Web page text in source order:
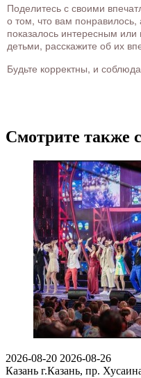
Поделитесь с своими
о том, что вам понравилось,
показалось интересным
детьми, расскажите об их
Будьте корректны, и
Смотрите также
2026-08-20 2026-08-26
Казань г.Казань, пр.